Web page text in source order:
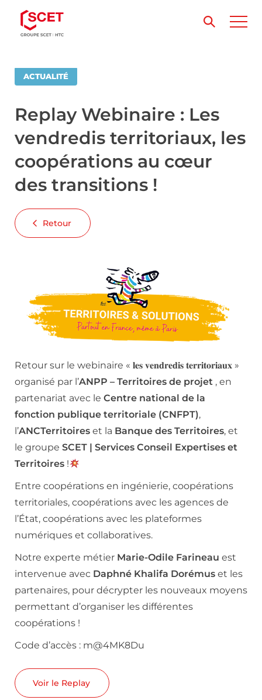
ACTUALITÉ
Replay Webinaire : Les
vendredis territoriaux, les
coopérations au cœur
des transitions !
Retour
Retour sur le webinaire « 𝐥𝐞𝐬 𝐯𝐞𝐧𝐝𝐫𝐞𝐝𝐢𝐬 𝐭𝐞𝐫𝐫𝐢𝐭𝐨𝐫𝐢𝐚𝐮𝐱 »
organisé par l’ANPP – Territoires de projet , en
partenariat avec le Centre national de la
fonction publique territoriale (CNFPT),
l’ANCTerritoires et la Banque des Territoires, et
le groupe SCET | Services Conseil Expertises et
Territoires !
Entre coopérations en ingénierie, coopérations
territoriales, coopérations avec les agences de
l’État, coopérations avec les plateformes
numériques et collaboratives.
Notre experte métier Marie-Odile Farineau est
intervenue avec Daphné Khalifa Dorémus et les
partenaires, pour décrypter les nouveaux moyens
permettant d’organiser les différentes
coopérations !
Code d’accès : m@4MK8Du
Voir le Replay